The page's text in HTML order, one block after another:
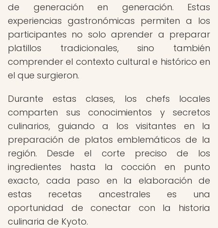
de generación en generación. Estas
experiencias gastronómicas permiten a los
participantes no solo aprender a preparar
platillos tradicionales, sino también
comprender el contexto cultural e histórico en
el que surgieron.
Durante estas clases, los chefs locales
comparten sus conocimientos y secretos
culinarios, guiando a los visitantes en la
preparación de platos emblemáticos de la
región. Desde el corte preciso de los
ingredientes hasta la cocción en punto
exacto, cada paso en la elaboración de
estas recetas ancestrales es una
oportunidad de conectar con la historia
culinaria de Kyoto.